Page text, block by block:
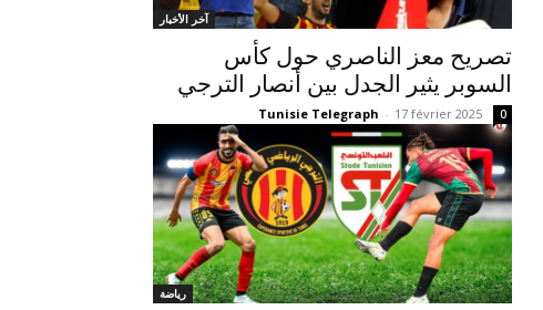
آخر الأخبار
تصريح معز الناصري حول كأس
السوبر يثير الجدل بين أنصار الترجي
Tunisie Telegraph - 17 février 2025 0
رياضة